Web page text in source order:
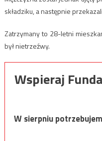
składziku, a następnie
Zatrzymany to 28-letni
był nietrzeźwy.
Wspieraj
W sierpniu